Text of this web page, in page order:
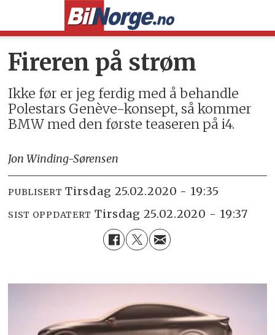
Fireren på strøm
Ikke før er jeg ferdig med å behandle
Polestars Genève-konsept, så kommer
BMW med den første teaseren på i4.
Jon Winding-Sørensen
PUBLISERT tirsdag 25.02.2020 - 19:35
SIST OPPDATERT tirsdag 25.02.2020 - 19:37